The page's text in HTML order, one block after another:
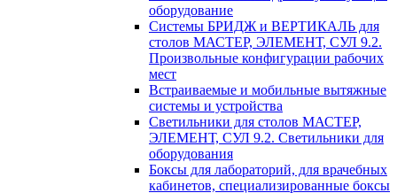
оборудование
Системы БРИДЖ и ВЕРТИКАЛЬ для
столов МАСТЕР, ЭЛЕМЕНТ, СУЛ 9.2.
Произвольные конфигурации рабочих
мест
Встраиваемые и мобильные вытяжные
системы и устройства
Светильники для столов МАСТЕР,
ЭЛЕМЕНТ, СУЛ 9.2. Светильники для
оборудования
Боксы для лабораторий, для врачебных
кабинетов, специализированные боксы